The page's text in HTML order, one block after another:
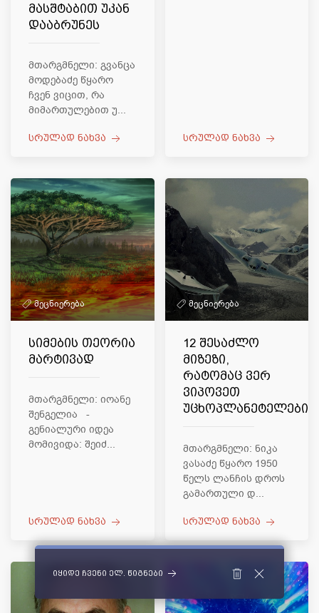
მასშტაბით უკან
დააბრუნეს
მთარგმნელი: გვანცა
მოდებაძე წყარო
ჩვენ ვიცით, რა
მიმართულებით უ...
სრულად ნახვა სრულად ნახვა
მეცნიერება
სიმების თეორია
მარტივად
მთარგმნელი: იოანე
შენგელია -
გენიალური იდეა
მომივიდა: შეიძ...
სრულად ნახვა
მეცნიერება
12 შესაძლო
მიზეზი,
რატომაც ვერ
ვიპოვეთ
უცხოპლანეტელები
მთარგმნელი: ნიკა
ვასაძე წყარო 1950
წელს ლანჩის დროს
გამართული დ...
სრულად ნახვა
იყიდე ჩვენი ელ. წიგნები